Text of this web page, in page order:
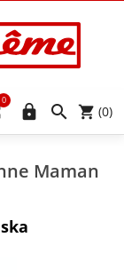
 (0)

0
Maman